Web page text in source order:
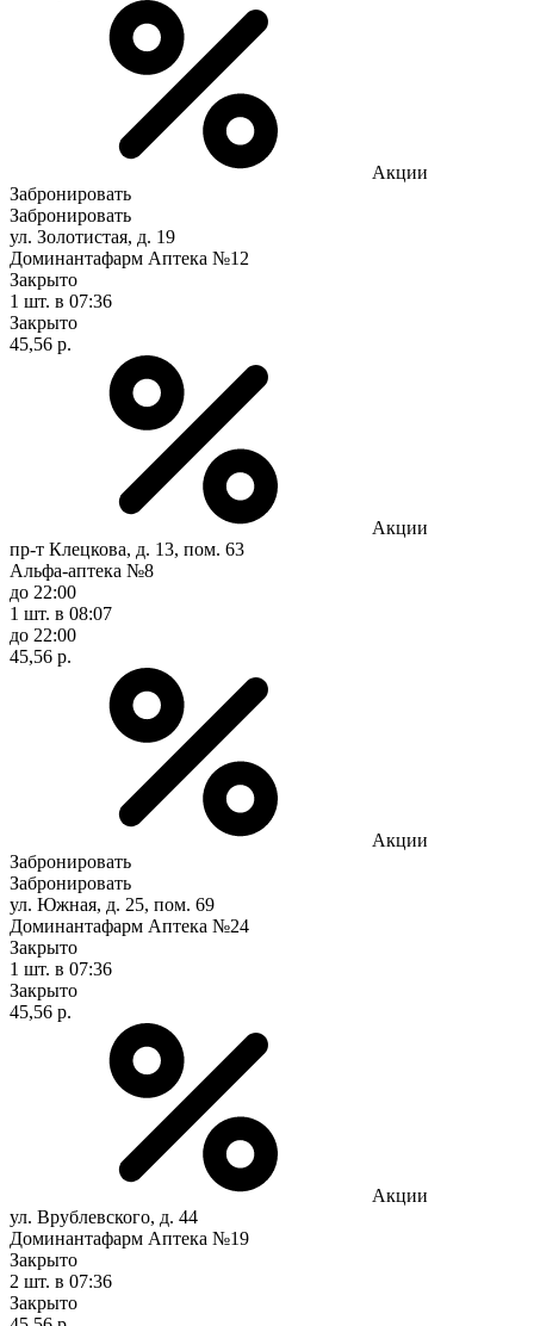
Акции
Забронировать
Забронировать
ул. Золотистая, д. 19
Доминантафарм Аптека №12
Закрыто
1 шт. в 07:36
Закрыто
45,56 р.
Акции
пр-т Клецкова, д. 13, пом. 63
Альфа-аптека №8
до 22:00
1 шт. в 08:07
до 22:00
45,56 р.
Акции
Забронировать
Забронировать
ул. Южная, д. 25, пом. 69
Доминантафарм Аптека №24
Закрыто
1 шт. в 07:36
Закрыто
45,56 р.
Акции
ул. Врублевского, д. 44
Доминантафарм Аптека №19
Закрыто
2 шт. в 07:36
Закрыто